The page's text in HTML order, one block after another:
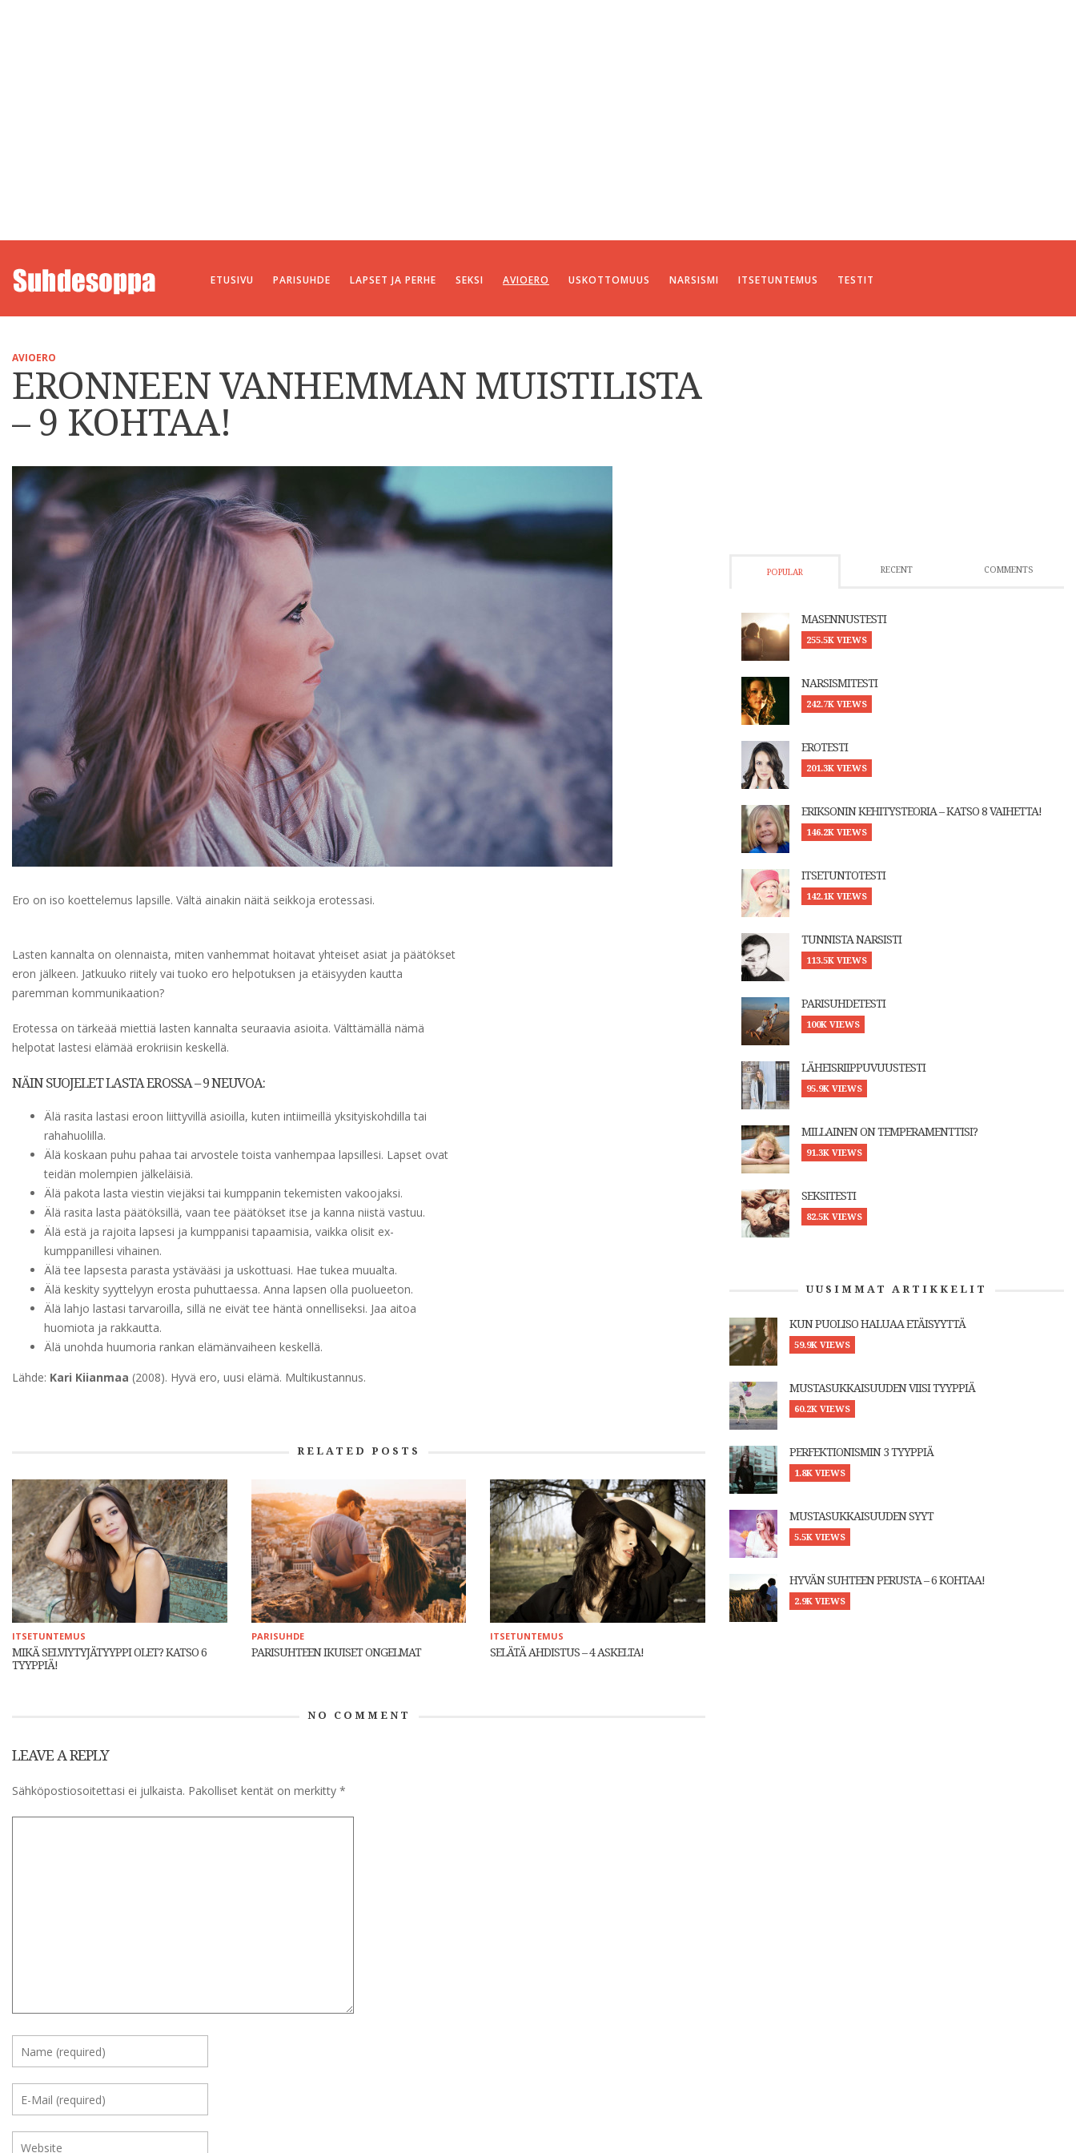
ETUSIVU PARISUHDE LAPSET JA PERHE SEKSI AVIOERO USKOTTOMUUS NARSISMI ITSETUNTEMUS TESTIT
AVIOERO
ERONNEEN VANHEMMAN MUISTILISTA
– 9 KOHTAA!
Ero on iso koettelemus lapsille. Vältä ainakin näitä seikkoja erotessasi.
Lasten kannalta on olennaista, miten vanhemmat hoitavat yhteiset asiat ja päätökset
eron jälkeen. Jatkuuko riitely vai tuoko ero helpotuksen ja etäisyyden kautta
paremman kommunikaation?
Erotessa on tärkeää miettiä lasten kannalta seuraavia asioita. Välttämällä nämä
helpotat lastesi elämää erokriisin keskellä.
NÄIN SUOJELET LASTA EROSSA – 9 NEUVOA:
Älä rasita lastasi eroon liittyvillä asioilla, kuten intiimeillä yksityiskohdilla tai
rahahuolilla.
Älä koskaan puhu pahaa tai arvostele toista vanhempaa lapsillesi. Lapset ovat
teidän molempien jälkeläisiä.
Älä pakota lasta viestin viejäksi tai kumppanin tekemisten vakoojaksi.
Älä rasita lasta päätöksillä, vaan tee päätökset itse ja kanna niistä vastuu.
Älä estä ja rajoita lapsesi ja kumppanisi tapaamisia, vaikka olisit ex-
kumppanillesi vihainen.
Älä tee lapsesta parasta ystävääsi ja uskottuasi. Hae tukea muualta.
Älä keskity syyttelyyn erosta puhuttaessa. Anna lapsen olla puolueeton.
Älä lahjo lastasi tarvaroilla, sillä ne eivät tee häntä onnelliseksi. Jaa aitoa
huomiota ja rakkautta.
Älä unohda huumoria rankan elämänvaiheen keskellä.
Lähde: Kari Kiianmaa (2008). Hyvä ero, uusi elämä. Multikustannus.
RELATED POSTS
ITSETUNTEMUS
MIKÄ SELVIYTYJÄTYYPPI OLET? KATSO 6
TYYPPIÄ!
PARISUHDE
PARISUHTEEN IKUISET ONGELMAT
ITSETUNTEMUS
SELÄTÄ AHDISTUS – 4 ASKELTA!
NO COMMENT
LEAVE A REPLY
Sähköpostiosoitettasi ei julkaista. Pakolliset kentät on merkitty *
POPULAR RECENT COMMENTS
MASENNUSTESTI
255.5K VIEWS
NARSISMITESTI
242.7K VIEWS
EROTESTI
201.3K VIEWS
ERIKSONIN KEHITYSTEORIA – KATSO 8 VAIHETTA!
146.2K VIEWS
ITSETUNTOTESTI
142.1K VIEWS
TUNNISTA NARSISTI
113.5K VIEWS
PARISUHDETESTI
100K VIEWS
LÄHEISRIIPPUVUUSTESTI
95.9K VIEWS
MILLAINEN ON TEMPERAMENTTISI?
91.3K VIEWS
SEKSITESTI
82.5K VIEWS
UUSIMMAT ARTIKKELIT
KUN PUOLISO HALUAA ETÄISYYTTÄ
59.9K VIEWS
MUSTASUKKAISUUDEN VIISI TYYPPIÄ
60.2K VIEWS
PERFEKTIONISMIN 3 TYYPPIÄ
1.8K VIEWS
MUSTASUKKAISUUDEN SYYT
5.5K VIEWS
HYVÄN SUHTEEN PERUSTA – 6 KOHTAA!
2.9K VIEWS